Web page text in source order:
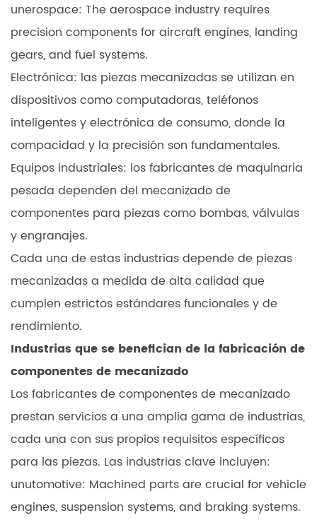
unerospace: The aerospace industry requires
precision components for aircraft engines, landing
gears, and fuel systems.
Electrónica: las piezas mecanizadas se utilizan en
dispositivos como computadoras, teléfonos
inteligentes y electrónica de consumo, donde la
compacidad y la precisión son fundamentales.
Equipos industriales: los fabricantes de maquinaria
pesada dependen del mecanizado de
componentes para piezas como bombas, válvulas
y engranajes.
Cada una de estas industrias depende de piezas
mecanizadas a medida de alta calidad que
cumplen estrictos estándares funcionales y de
rendimiento.
Industrias que se benefician de la fabricación de
componentes de mecanizado
Los fabricantes de componentes de mecanizado
prestan servicios a una amplia gama de industrias,
cada una con sus propios requisitos específicos
para las piezas. Las industrias clave incluyen:
unutomotive: Machined parts are crucial for vehicle
engines, suspension systems, and braking systems.